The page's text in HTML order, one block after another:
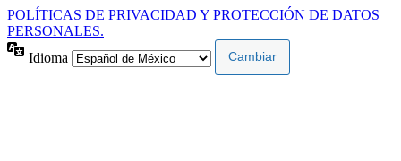
POLÍTICAS DE PRIVACIDAD Y PROTECCIÓN DE DATOS
PERSONALES.
Idioma